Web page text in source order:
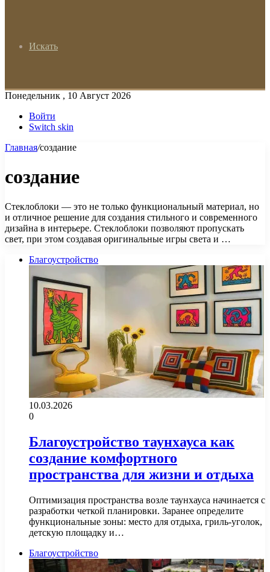
Искать
Понедельник , 10 Август 2026
Войти
Switch skin
Главная/создание
создание
Стеклоблоки — это не только функциональный материал, но
и отличное решение для создания стильного и современного
дизайна в интерьере. Стеклоблоки позволяют пропускать
свет, при этом создавая оригинальные игры света и …
Благоустройство
10.03.2026
0
Благоустройство таунхауса как
создание комфортного
пространства для жизни и отдыха
Оптимизация пространства возле таунхауса начинается с
разработки четкой планировки. Заранее определите
функциональные зоны: место для отдыха, гриль-уголок,
детскую площадку и…
Благоустройство